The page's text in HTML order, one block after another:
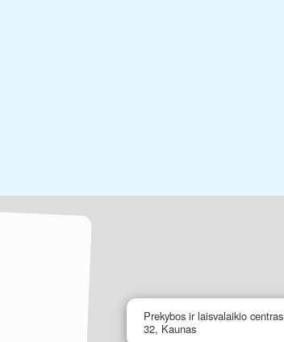
Prekybos ir laisvalaikio
32, Kaunas